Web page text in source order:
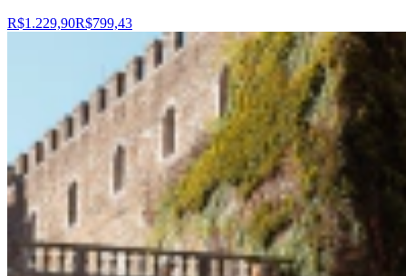
R$1.229,90R$799,43